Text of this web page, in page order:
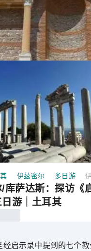
伊兹密尔 多日游
库萨达斯：探访《
游｜土耳其
经启示录中提到的七个教